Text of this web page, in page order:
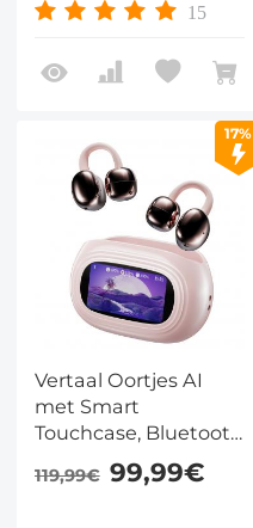
15
17%
Vertaal Oortjes AI
met Smart
Touchcase, Bluetooth
6.0, 150+ Talen en 16
Offline Talen
119,99€ 99,99€